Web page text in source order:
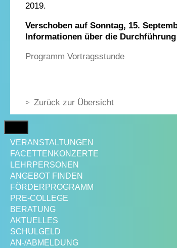
2019.
Verschoben auf Sonntag, 15.
Informationen über die
Programm Vortragsstunde
Zurück zur Übersicht
VERANSTALTUNGEN
FACETTENKONZERTE
LEHRPERSONEN
ANGEBOT FINDEN
FÖRDERPROGRAMM
PRE-COLLEGE
BERATUNG
AKTUELLES
SCHULGELD
AN-/ABMELDUNG